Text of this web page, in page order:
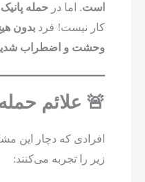
است. اما درحمله
کار نیست! فردبدون
وحشت و اضطراب
🚨 علائم
افرادی که دچار این
زیر را تجربه می‌کنند: